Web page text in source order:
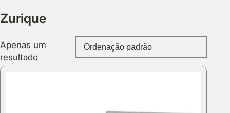
Zurique
Apenas um
resultado